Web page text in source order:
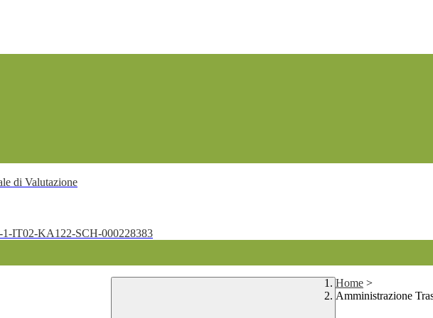
di Valutazione
1-IT02-KA122-SCH-000228383
Home >
Amministrazione